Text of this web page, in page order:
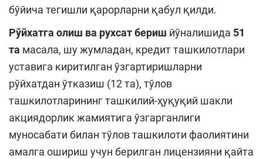
бўйича тегишли қарорларни қабул қилди.
Рўйхатга олиш ва рухсат бериш йўналишида 51
та масала, шу жумладан, кредит ташкилотлари
уставига киритилган ўзгартиришларни
рўйхатдан ўтказиш (12 та), тўлов
ташкилотларининг ташкилий-ҳуқуқий шакли
акциядорлик жамиятига ўзгарганлиги
муносабати билан тўлов ташкилоти фаолиятини
амалга ошириш учун берилган лицензияни қайта